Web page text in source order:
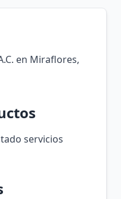
en Miraflores,
servicios